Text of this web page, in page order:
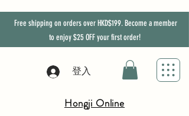
Free shipping on orders over HKD$199. Become a member
to enjoy$25 OFFyour first order!
登入
Hongji Online